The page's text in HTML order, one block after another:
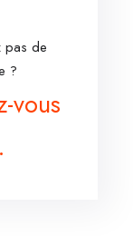
pas de
?
vous